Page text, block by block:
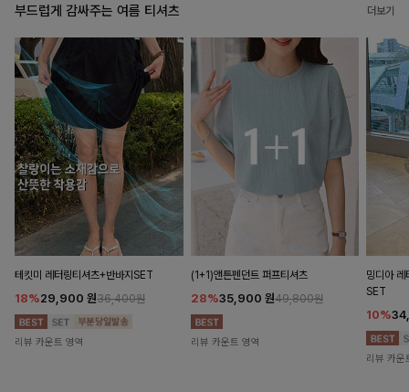
부드럽게 감싸주는 여름 티셔츠 더보기
테킷미 레터링티셔츠+반바지SET
18%29,900 원36,400원
리뷰 카운트 영역
(1+1)앤튼펜던트 퍼프티셔츠
28%35,900 원49,800원
리뷰 카운트 영역
밍디아 레
SET
10%
리뷰 카운